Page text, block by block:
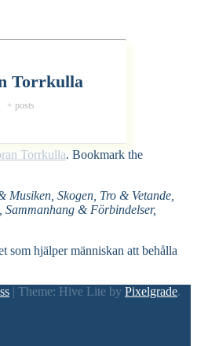
Torrkulla
+ posts
Torrkulla. Bookmark the
Skogen, Tro & Vetande,
& Förbindelser,
som hjälper människan att behålla
| Theme: Hive Lite by Pixelgrade.